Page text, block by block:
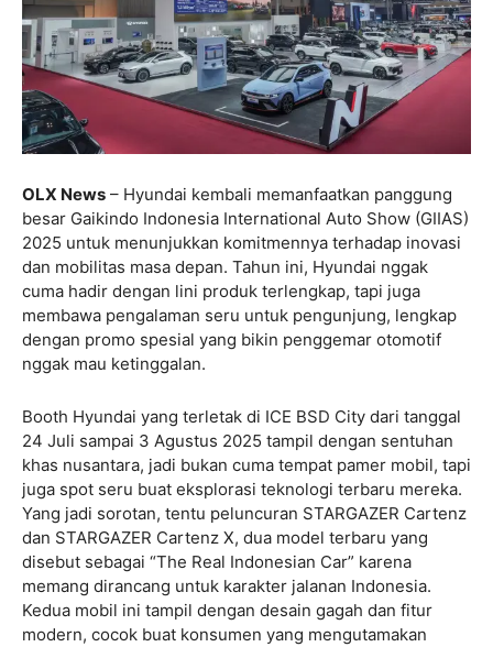
OLX News – Hyundai kembali memanfaatkan panggung
besar Gaikindo Indonesia International Auto Show (GIIAS)
2025 untuk menunjukkan komitmennya terhadap inovasi
dan mobilitas masa depan. Tahun ini, Hyundai nggak
cuma hadir dengan lini produk terlengkap, tapi juga
membawa pengalaman seru untuk pengunjung, lengkap
dengan promo spesial yang bikin penggemar otomotif
nggak mau ketinggalan.
Booth Hyundai yang terletak di ICE BSD City dari tanggal
24 Juli sampai 3 Agustus 2025 tampil dengan sentuhan
khas nusantara, jadi bukan cuma tempat pamer mobil, tapi
juga spot seru buat eksplorasi teknologi terbaru mereka.
Yang jadi sorotan, tentu peluncuran STARGAZER Cartenz
dan STARGAZER Cartenz X, dua model terbaru yang
disebut sebagai “The Real Indonesian Car” karena
memang dirancang untuk karakter jalanan Indonesia.
Kedua mobil ini tampil dengan desain gagah dan fitur
modern, cocok buat konsumen yang mengutamakan